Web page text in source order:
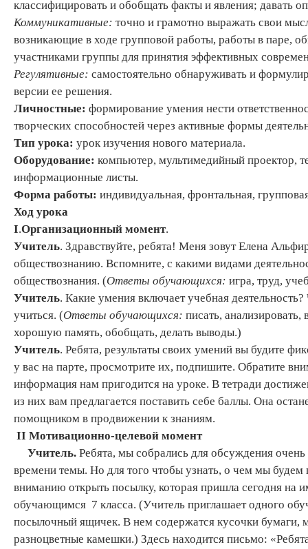
классифицировать и обобщать факты и явления; давать
Коммуникативные: точно и грамотно выражать свои
возникающие в ходе групповой работы, работы в паре,
участниками группы для принятия эффективных
Регулятивные: самостоятельно обнаруживать и
версии ее решения.
Личностные: формирование умения нести
творческих способностей через активные формы
Тип урока: урок изучения нового материала.
Оборудование: компьютер, мультимедийный проектор,
информационные листы.
Форма работы: индивидуальная, фронтальная,
Ход урока
I.Организационный момент.
Учитель. Здравствуйте, ребята! Меня зовут Елена
обществознанию. Вспомните, с какими видами
обществознания. (Ответы обучающихся: игра, труд,
Учитель. Какие умения включает учебная
учиться. (Ответы обучающихся: писать,
хорошую память, обобщать, делать выводы.)
Учитель. Ребята, результаты своих умений вы будите
у вас на парте, просмотрите их, подпишите. Обратите
информация нам пригодится на уроке. В тетради
из них вам предлагается поставить себе баллы. Она
помощником в продвижении к знаниям.
II Мотивационно-целевой момент
Учитель. Ребята, мы собрались для обсуждения
времени темы. Но для того чтобы узнать, о чем мы
вниманию открыть посылку, которая пришла сегодня на
обучающимся 7 класса. (Учитель приглашает одного
посылочный ящичек. В нем содержатся кусочки бумаги,
разноцветные камешки.) Здесь находится письмо: